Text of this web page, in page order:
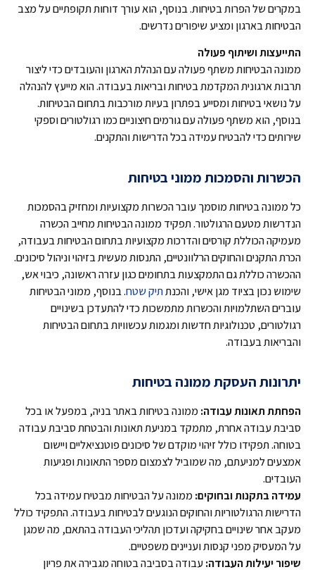
במקרים של הפרות בטיחות. בנוסף, הוא עורך דוחות תקופתיים על מצב
הבטיחות בארגון ומציע שיפורים נדרשים.
התייעצות ושיתוף פעולה
ממונה הבטיחות משתף פעולה עם הנהלת הארגון והעובדים כדי ליצור
תרבות ארגונית המקדמת בטיחות ובריאות בעבודה. הוא מייעץ להנהלה
על נושאי בטיחות ומסייע בפתרון בעיות מורכבות בתחום הבטיחות.
בנוסף, הוא משתף פעולה עם גורמים חיצוניים כמו רגולטורים וספקי
שירותים כדי להבטיח עמידה בכל הדרישות והתקנים.
הכשרות והסמכות ממוני בטיחות
כל ממונה בטיחות מוסמך עובר הכשרות מקצועיות ומחזיק בהסמכות
הנדרשות מטעם הרגולטור. תפקיד ממונה הבטיחות מחייב הכשרה
מעמיקה הכוללת קורסים והדרכות מקצועיות בתחום הבטיחות בעבודה,
הכרת התקנים והחוקים הרלוונטיים, התנסות מעשית בזיהוי וניהול סיכונים.
ההכשרה כוללת גם התמקצעות בתחומים כגון עזרה ראשונה, כיבוי אש,
שימוש נכון בציוד מגן אישי, והכנתתיק שטח. בנוסף, ממוני הבטיחות
עוברים השתלמויות והכשרות מתמשכות כדי להתעדכן בשינויים
רגולטורים, טכנולוגיות חדשות ומגמות עכשוויות בתחום הבטיחות
והבריאות בעבודה.
יתרונות העסקת ממונה בטיחות
הפחתת תאונות עבודה: ממונה בטיחות באתר בניה, במפעל או בכל
סביבת עבודה אחרת, מתמקד במניעת תאונות והבטחת סביבת עבודה
בטוחה. תפקידו כולל זיהוי מוקדם של סיכונים פוטנציאליים ויישום
אמצעים למניעתם, מה שמוביל לצמצום מספר התאונות ופגיעות
העובדים.
עמידה בתקנות ובחוקים: ממונה על הבטיחות מבטיח עמידה בכל
הדרישות הרגולטוריות והחוקים הנוגעים לבטיחות בעבודה. התפקיד כולל
מעקב אחר שינויים בחקיקה ועדכון תהליכי העבודה בהתאם, מה שמגן
על המעסיק מפני קנסות ועניינים משפטיים.
שיפור יעילות העבודה:עבודה בסביבה בטוחה מגבירה את פריון